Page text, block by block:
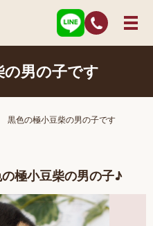
の男の子です
黒色の極小豆柴の男の子です
極小豆柴の男の子♪